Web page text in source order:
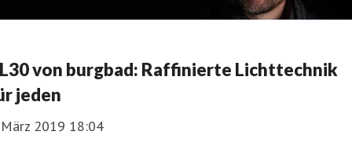
von burgbad: Raffinierte Lichttechnik
jeden
2019 18:04